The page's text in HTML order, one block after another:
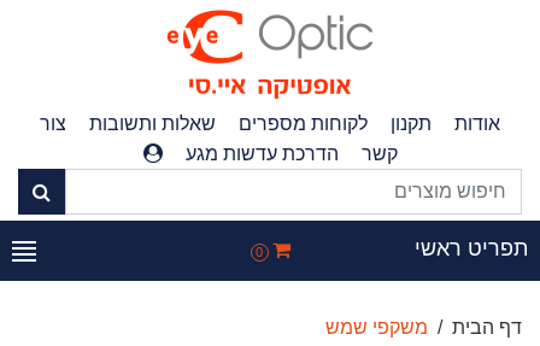
אודות תקנון לקוחות מספרים שאלות ותשובות
צור
קשר
הדרכת עדשות מגע
ראשי 0
דף הבית משקפי שמש